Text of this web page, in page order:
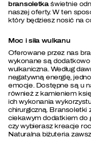
bransoletkaświetnie
naszej oferty. W ten
który będziesz nosić na
Moc i siła wulkanu
Oferowane przez nas
wykonane są
wulkaniczna. Według
negatywną energię,
emocje. Dostępne są u
również z kamieniem
ich wykonania
chirurgiczną. Bransoletki
ciekawym dodatkiem do
czy wybierasz kreacje
Naturalna biżuteria